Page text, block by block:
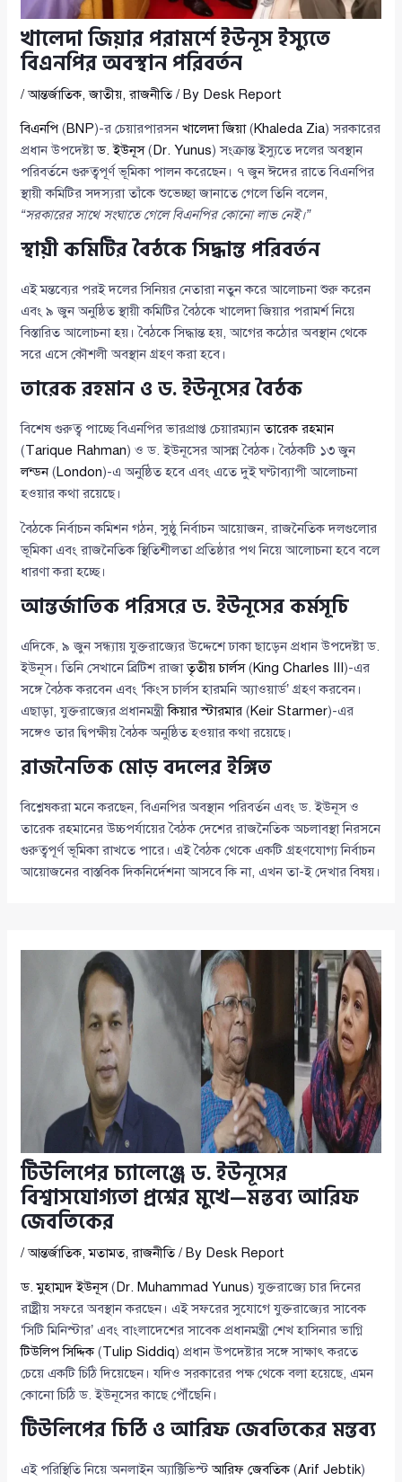
খালেদা জিয়ার পরামর্শে ইউনূস ইস্যুতে
বিএনপির অবস্থান পরিবর্তন
/আন্তর্জাতিক,জাতীয়,রাজনীতি/ By Desk Report
বিএনপি (BNP)-র চেয়ারপারসনখালেদা জিয়া(Khaleda Zia) সরকারের
প্রধান উপদেষ্টাড. ইউনূস( Dr. Yunus) সংক্রান্ত ইস্যুতে দলের অবস্থান
পরিবর্তনে গুরুত্বপূর্ণ ভূমিকা পালন করেছেন। ৭ জুন ঈদের রাতে বিএনপির
স্থায়ী কমিটির সদস্যরা তাঁকে শুভেচ্ছা জানাতে গেলে তিনি বলেন,
“সরকারের সাথে সংঘাতে গেলে বিএনপির কোনো লাভ নেই।”
স্থায়ী কমিটির বৈঠকে সিদ্ধান্ত পরিবর্তন
এই মন্তব্যের পরই দলের সিনিয়র নেতারা নতুন করে আলোচনা শুরু করেন
এবং ৯ জুন অনুষ্ঠিত স্থায়ী কমিটির বৈঠকে খালেদা জিয়ার পরামর্শ নিয়ে
বিস্তারিত আলোচনা হয়। বৈঠকে সিদ্ধান্ত হয়, আগের কঠোর অবস্থান থেকে
সরে এসে কৌশলী অবস্থান গ্রহণ করা হবে।
তারেক রহমান ও ড. ইউনূসের বৈঠক
বিশেষ গুরুত্ব পাচ্ছে বিএনপির ভারপ্রাপ্ত চেয়ারম্যানতারেক রহমান
(Tarique Rahman) ও ড. ইউনূসের আসন্ন বৈঠক। বৈঠকটি ১৩ জুন
লন্ডন(London)-এ অনুষ্ঠিত হবে এবং এতে দুই ঘণ্টাব্যাপী আলোচনা
হওয়ার কথা রয়েছে।
বৈঠকে নির্বাচন কমিশন গঠন, সুষ্ঠু নির্বাচন আয়োজন, রাজনৈতিক দলগুলোর
ভূমিকা এবং রাজনৈতিক স্থিতিশীলতা প্রতিষ্ঠার পথ নিয়ে আলোচনা হবে বলে
ধারণা করা হচ্ছে।
আন্তর্জাতিক পরিসরে ড. ইউনূসের কর্মসূচি
এদিকে, ৯ জুন সন্ধ্যায় যুক্তরাজ্যের উদ্দেশে ঢাকা ছাড়েন প্রধান উপদেষ্টা ড.
ইউনূস। তিনি সেখানে ব্রিটিশ রাজাতৃতীয় চার্লস(King Charles III )-এর
সঙ্গে বৈঠক করবেন এবং ‘কিংস চার্লস হারমনি অ্যাওয়ার্ড’ গ্রহণ করবেন।
এছাড়া, যুক্তরাজ্যের প্রধানমন্ত্রীকিয়ার স্টারমার (Keir Starmer)-এর
সঙ্গেও তার দ্বিপক্ষীয় বৈঠক অনুষ্ঠিত হওয়ার কথা রয়েছে।
রাজনৈতিক মোড় বদলের ইঙ্গিত
বিশ্লেষকরা মনে করছেন, বিএনপির অবস্থান পরিবর্তন এবং ড. ইউনূস ও
তারেক রহমানের উচ্চপর্যায়ের বৈঠক দেশের রাজনৈতিক অচলাবস্থা নিরসনে
গুরুত্বপূর্ণ ভূমিকা রাখতে পারে। এই বৈঠক থেকে একটি গ্রহণযোগ্য নির্বাচন
আয়োজনের বাস্তবিক দিকনির্দেশনা আসবে কি না, এখন তা-ই দেখার বিষয়।
টিউলিপের চ্যালেঞ্জে ড. ইউনূসের
বিশ্বাসযোগ্যতা প্রশ্নের মুখে—মন্তব্য আরিফ
জেবতিকের
/আন্তর্জাতিক,মতামত,রাজনীতি/ By Desk Report
ড. মুহাম্মদ ইউনূস( Dr. Muhammad Yunus) যুক্তরাজ্যে চার দিনের
রাষ্ট্রীয় সফরে অবস্থান করছেন। এই সফরের সুযোগে যুক্তরাজ্যের সাবেক
‘সিটি মিনিস্টার’ এবং বাংলাদেশের সাবেক প্রধানমন্ত্রী শেখ হাসিনার ভাগ্নি
টিউলিপ সিদ্দিক(Tulip Siddiq) প্রধান উপদেষ্টার সঙ্গে সাক্ষাৎ করতে
চেয়ে একটি চিঠি দিয়েছেন। যদিও সরকারের পক্ষ থেকে বলা হয়েছে, এমন
কোনো চিঠি ড. ইউনূসের কাছে পৌঁছেনি।
টিউলিপের চিঠি ও আরিফ জেবতিকের মন্তব্য
এই পরিস্থিতি নিয়ে অনলাইন অ্যাক্টিভিস্টআরিফ জেবতিক(Arif Jebtik)